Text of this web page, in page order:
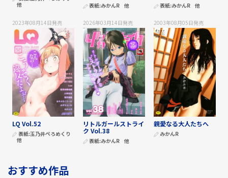
他
表紙:みかんR 他 表紙:みかんR 他
2023年08月14日発売
LQ Vol.52
表紙:玉乃井ぺろめくり
他
2026年03月14日発売
リトルガールストライ
ク Vol.38
表紙:みかんR 他
2003年08月05日発売
親愛なる大人たちへ
みかんR
おすすめ作品